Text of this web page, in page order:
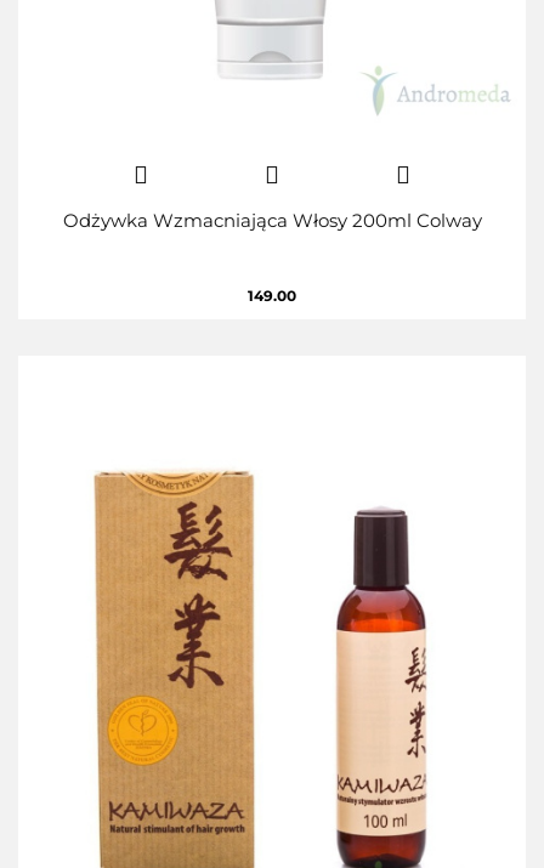
Odżywka Wzmacniająca Włosy 200ml Colway
149.00